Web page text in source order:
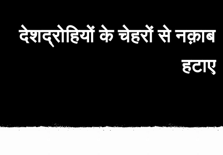
देशद्रोहियों के चेहरों से नक़ाब
हटाए